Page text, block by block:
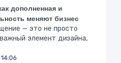
дополненная и
меняют бизнес
— это не просто
элемент дизайна,